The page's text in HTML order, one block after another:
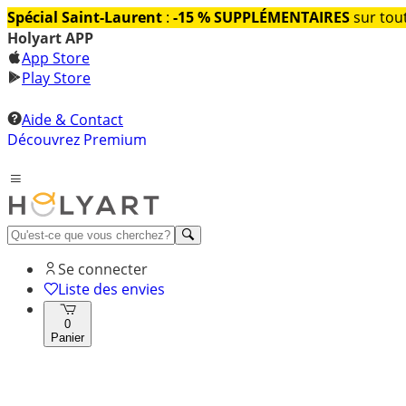
Spécial Saint-Laurent : -15 % SUPPLÉMENTAIRESsur
Holyart APP
App Store
Play Store
Aide & Contact
Découvrez Premium
Se connecter
Liste des envies
0
Panier